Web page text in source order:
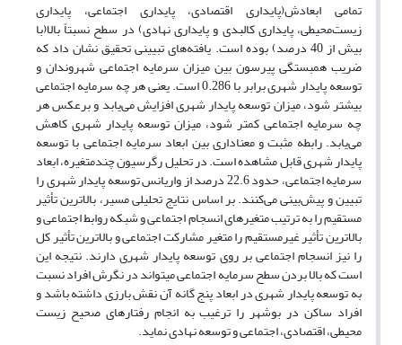
تمامی ابعادش(پایداری اقتصادی، پایداری اجتماعی، پایداری
زیست‌محیطی، پایداری کالبدی و پایداری نهادی) در سطح نسبتاً بالا(با
بیش از 40 درصد) بوده است. یافته‌های تبیینی تحقیق نشان داد که
ضریب همبستگی پیرسون بین میزان سرمایه اجتماعی شهروندان و
توسعه پایدار شهری برابر با 0.286 است. یعنی هر چه سرمایه اجتماعی
بیشتر شود، میزان توسعه پایدار شهری افزایش می‌یابد و برعکس هر
چه سرمایه اجتماعی کمتر شود، میزان توسعه پایدار شهری کاهش
می‌یابد. رابطه مثبت و معناداری بین ابعاد سرمایه اجتماعی با توسعه
پایدار شهری قابل مشاهده است. در تحلیل رگرسیون چندمتغیره، ابعاد
سرمایه اجتماعی، حدود 22.6 درصد از واریانس توسعه پایدار شهری را
تبیین و پیش‌بینی می‌کنند. بر اساس نتایج تحلیلی مسیر، بالاترین تأثیر
مستقیم را به ترتیب متغیرهای انسجام اجتماعی و شبکه روابط اجتماعی و
بالاترین تأثیر غیرمستقیم را متغیر مشارکت اجتماعی و بالاترین تأثیر کل
را نیز انسجام اجتماعی بر روی توسعه پایدار شهری دارند. نتیجه این
است که بالا بردن سطح سرمایه اجتماعی می­تواند در نگرش افراد نسبت
به توسعه پایدار شهری در ابعاد پنج گانه آن نقش بارزی داشته باشد و
افراد ساکن در بوشهر را ترغیب به انجام رفتارهای صحیح زیست
محیطی، اقتصادی، اجتماعی و توسعه نهادی نماید.